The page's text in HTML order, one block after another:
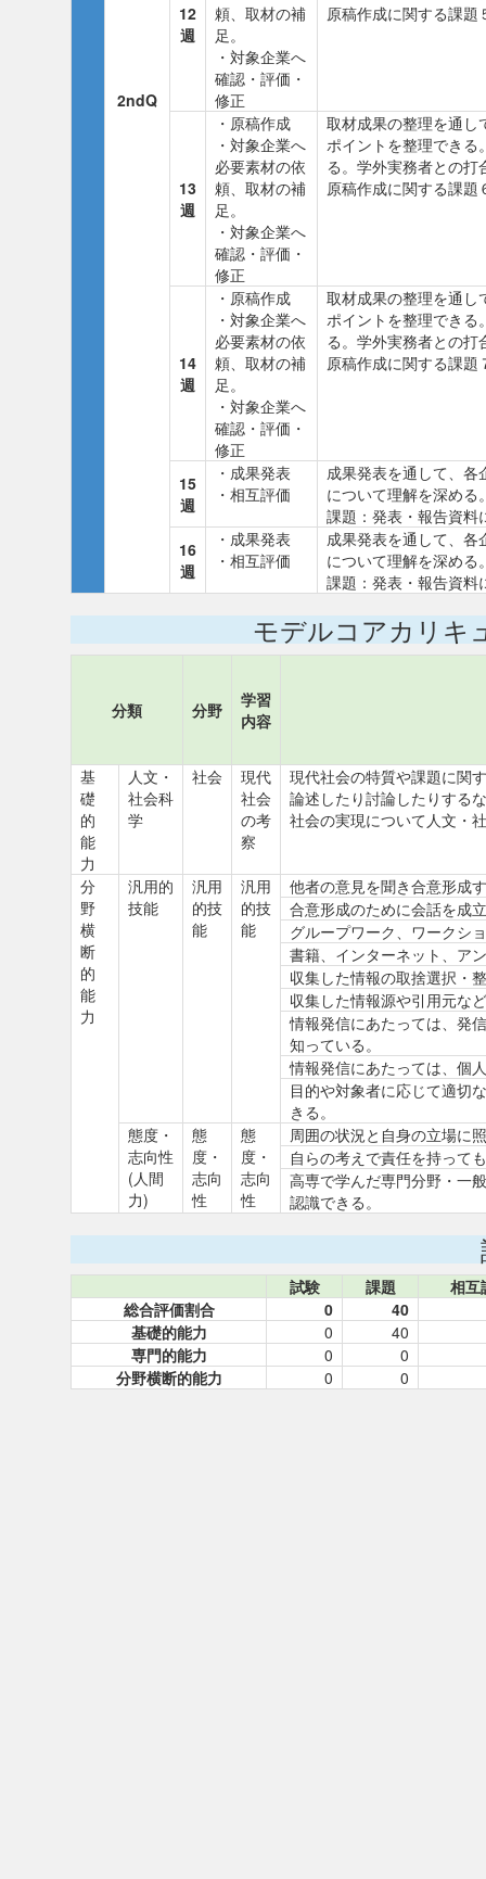
2ndQ
12
週
頼、取材の補
足。
・対象企業へ
確認・評価・
修正
原稿作成に関する課題
13
週
・原稿作成
・対象企業へ
必要素材の依
頼、取材の補
足。
・対象企業へ
確認・評価・
修正
取材成果の整理を通し
ポイントを整理できる
る。学外実務者との
原稿作成に関する課題
14
週
・原稿作成
・対象企業へ
必要素材の依
頼、取材の補
足。
・対象企業へ
確認・評価・
修正
取材成果の整理を通し
ポイントを整理できる
る。学外実務者との
原稿作成に関する課題
15
週
・成果発表
・相互評価
成果発表を通して、
について理解を深める
課題：発表・報告資料
16
週
・成果発表
・相互評価
成果発表を通して、
について理解を深める
課題：発表・報告資料
モデルコアカリキ
分類 分野
学習
内容
基
礎
的
能
力
人文・
社会科
学
社会
現代
社会
の考
察
現代社会の特質や課題に関
論述したり討論したりする
社会の実現について人文・
分
野
横
断
的
能
力
汎用的
技能
汎用
的技
能
汎用
的技
能
他者の意見を聞き合意形成
合意形成のために会話を成
グループワーク、ワークシ
書籍、インターネット、ア
収集した情報の取捨選択・
収集した情報源や引用元な
情報発信にあたっては、発
知っている。
情報発信にあたっては、個
目的や対象者に応じて適切
きる。
態度・
志向性
(人間
力)
態
度・
志向
性
態
度・
志向
性
周囲の状況と自身の立場に
自らの考えで責任を持って
高専で学んだ専門分野・一
認識できる。
試験 課題
相互
総合評価割合
0
40
基礎的能力
0
40
専門的能力
0
0
分野横断的能力
0 0